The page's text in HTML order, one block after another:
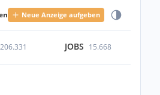
Neue Anzeige aufgeben
206.331 JOBS 15.668